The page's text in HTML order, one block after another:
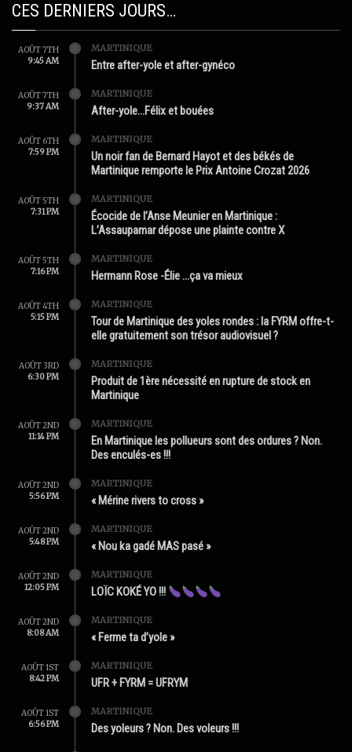
CES DERNIERS JOURS…
AOÛT 7TH
9:45 AM
MARTINIQUE
Entre after-yole et after-gynéco
AOÛT 7TH
9:37 AM
MARTINIQUE
After-yole…Félix et bouées
AOÛT 6TH
7:59 PM
MARTINIQUE
Un noir fan de Bernard Hayot et des békés de
Martinique remporte le Prix Antoine Crozat 2026
AOÛT 5TH
7:31 PM
MARTINIQUE
Écocide de l’Anse Meunier en Martinique :
L’Assaupamar dépose une plainte contre X
AOÛT 5TH
7:16 PM
MARTINIQUE
Hermann Rose -Élie …ça va mieux
AOÛT 4TH
5:15 PM
MARTINIQUE
Tour de Martinique des yoles rondes : la FYRM offre-t-
elle gratuitement son trésor audiovisuel ?
AOÛT 3RD
6:30 PM
MARTINIQUE
Produit de 1ère nécessité en rupture de stock en
Martinique
AOÛT 2ND
11:14 PM
MARTINIQUE
En Martinique les pollueurs sont des ordures ? Non.
Des enculés-es !!!
AOÛT 2ND
5:56 PM
MARTINIQUE
« Mérine rivers to cross »
AOÛT 2ND
5:48 PM
MARTINIQUE
« Nou ka gadé MAS pasé »
AOÛT 2ND
12:05 PM
MARTINIQUE
LOÏC KOKÉ YO !!!
AOÛT 2ND
8:08 AM
MARTINIQUE
« Ferme ta d’yole »
AOÛT 1ST
8:42 PM
MARTINIQUE
UFR + FYRM = UFRYM
AOÛT 1ST
6:56 PM
MARTINIQUE
Des yoleurs ? Non. Des voleurs !!!